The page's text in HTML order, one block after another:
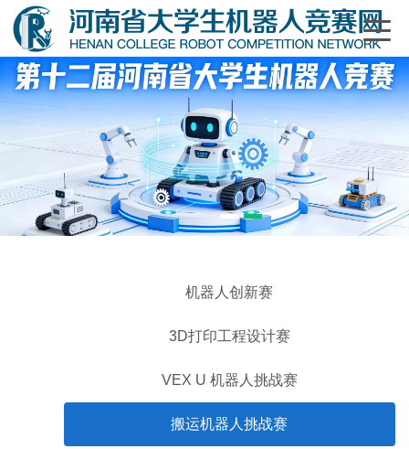
1 2
机器人创新赛
3D打印工程设计赛
VEX U 机器人挑战赛
搬运机器人挑战赛